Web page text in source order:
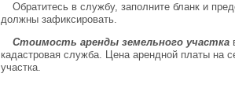
Обратитесь в службу, заполните бланк и
должны зафиксировать.
Стоимость аренды земельного участка
кадастровая служба. Цена арендной платы на
участка.